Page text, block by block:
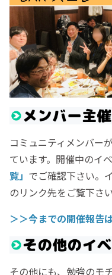
コミュニティメンバー
ています。開催中のイ
覧」 でご確認下さい。
のリンク先をご覧下さい
＞＞今までの開催報告
その他にも、勉強のモ